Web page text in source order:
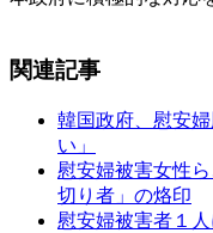
関連記事
韓国政府、慰安
い」
慰安婦被害女性
切り者」の烙印
慰安婦被害者１